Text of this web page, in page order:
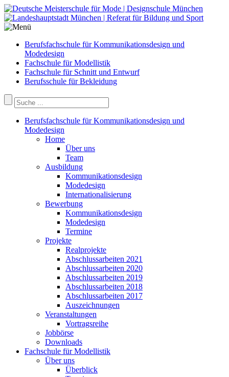
Berufsfachschule für Kommunikationsdesign und
Modedesign
Fachschule für Modellistik
Fachschule für Schnitt und Entwurf
Berufsschule für Bekleidung
Berufsfachschule für Kommunikationsdesign und
Modedesign
Home
Über uns
Team
Ausbildung
Kommunikationsdesign
Modedesign
Internationalisierung
Bewerbung
Kommunikationsdesign
Modedesign
Termine
Projekte
Realprojekte
Abschlussarbeiten 2021
Abschlussarbeiten 2020
Abschlussarbeiten 2019
Abschlussarbeiten 2018
Abschlussarbeiten 2017
Auszeichnungen
Veranstaltungen
Vortragsreihe
Jobbörse
Downloads
Fachschule für Modellistik
Über uns
Überblick